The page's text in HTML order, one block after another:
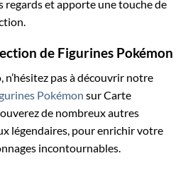
et apporte une touche de
de Figurines Pokémon
n’hésitez pas à découvrir notre
Pokémon sur Carte
de nombreux autres
légendaires, pour enrichir votre
incontournables.